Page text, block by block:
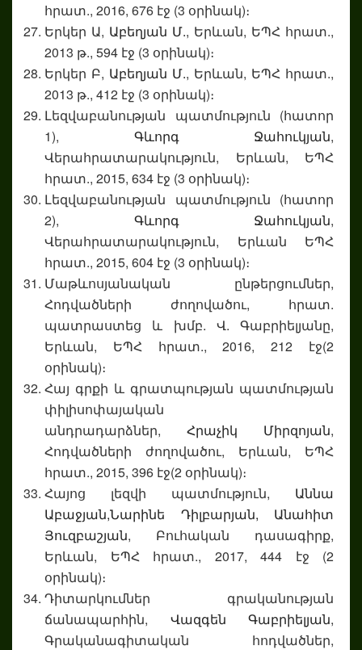
հրատ., 2016, 676 էջ (3 օրինակ)։
Երկեր Ա, Աբեղյան Մ., Երևան, ԵՊՀ հրատ.,
2013 թ., 594 էջ (3 օրինակ)։
Երկեր Բ, Աբեղյան Մ., Երևան, ԵՊՀ հրատ.,
2013 թ., 412 էջ (3 օրինակ)։
Լեզվաբանության պատմություն (հատոր
1), Գևորգ Ջահուկյան,
Վերահրատարակություն, Երևան, ԵՊՀ
հրատ., 2015, 634 էջ (3 օրինակ)։
Լեզվաբանության պատմություն (հատոր
2), Գևորգ Ջահուկյան,
Վերահրատարակություն, Երևան ԵՊՀ
հրատ., 2015, 604 էջ (3 օրինակ)։
Մաթևոսյանական ընթերցումներ,
Հոդվածների ժողովածու, հրատ.
պատրաստեց և խմբ. Վ. Գաբրիելյանը,
Երևան, ԵՊՀ հրատ., 2016, 212 էջ(2
օրինակ)։
Հայ գրքի և գրատպության պատմության
փիլիսոփայական
անդրադարձներ, Հրաչիկ Միրզոյան,
Հոդվածների ժողովածու, Երևան, ԵՊՀ
հրատ., 2015, 396 էջ(2 օրինակ)։
Հայոց լեզվի պատմություն, Աննա
Աբաջյան,Նարինե Դիլբարյան,
Անահիտ
Յուզբաշյան, Բուհական դասագիրք,
Երևան, ԵՊՀ հրատ., 2017, 444 էջ (2
օրինակ)։
Դիտարկումներ գրականության
ճանապարհին, Վազգեն Գաբրիելյան,
Գրականագիտական հոդվածներ,